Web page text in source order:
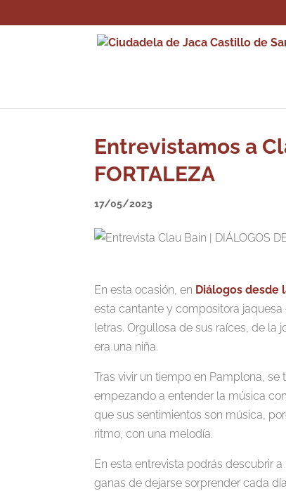
Entrevistamos a
FORTALEZA
17/05/2023
En esta ocasión, en Diálogos desde
esta cantante y compositora
letras. Orgullosa de sus raíces, de
era una niña.
Tras vivir un tiempo en Pamplona,
empezando a entender la música
que sus sentimientos son música,
ritmo, con una melodía.
En esta entrevista podrás descubrir
ganas de dejarse sorprender cada